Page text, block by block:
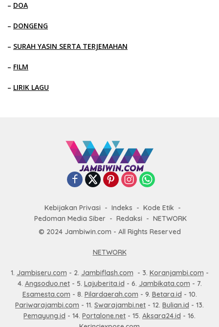
– DOA
– DONGENG
– SURAH YASIN SERTA TERJEMAHAN
– FILM
– LIRIK LAGU
Kebijakan Privasi Indeks
Kode Etik
Pedoman Media Siber
Redaksi
NETWORK
© 2024 Jambiwin.com - All Rights Reserved
NETWORK
1. Jambiseru.com - 2. Jambiflash.com - 3. Koranjambi.com -
4. Angsoduo.net- 5. Lajuberita.id - 6. Jambikata.com - 7.
Esamesta.com - 8. Pilardaerah.com - 9. Betara.id - 10.
Pariwarajambi.com - 11. Swarajambi.net - 12. Bulian.id - 13.
Pemayung.id - 14. Portalone.net - 15. Aksara24.id - 16.